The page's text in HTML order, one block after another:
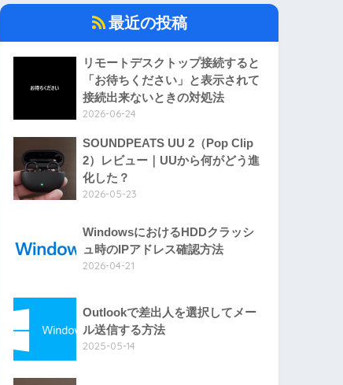
最近の投稿
リモートデスクトップ接続すると
「お待ちください」と表示されて
接続出来ないときの対処法
2026-06-24
SOUNDPEATS UU 2（Pop Clip
2）レビュー｜UUから何がどう進
化した？
2026-05-23
WindowsにおけるHDDクラッシ
ュ時のIPアドレス確認方法
2026-04-21
Outlookで差出人を選択してメー
ル送信する方法
2025-05-14